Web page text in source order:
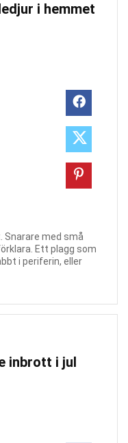
i hemmet
Snarare med små
Ett plagg som
i periferin, eller
inbrott i jul